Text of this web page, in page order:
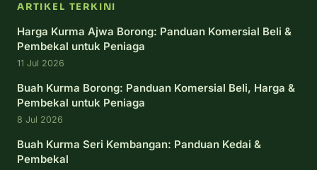
ARTIKEL TERKINI
Harga Kurma Ajwa Borong: Panduan Komersial Beli &
Pembekal untuk Peniaga
11 Jul 2026
Buah Kurma Borong: Panduan Komersial Beli, Harga &
Pembekal untuk Peniaga
8 Jul 2026
Buah Kurma Seri Kembangan: Panduan Kedai &
Pembekal